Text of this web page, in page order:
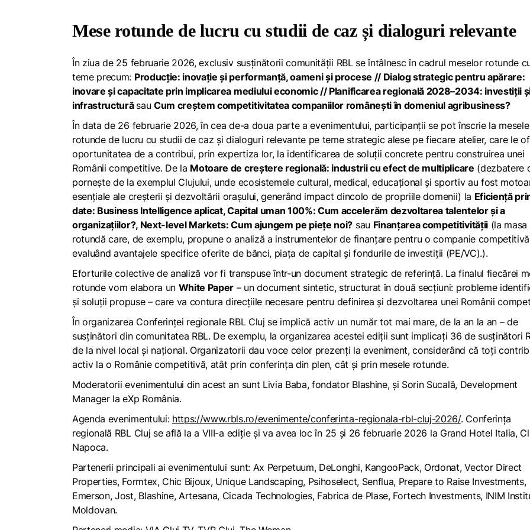
Mese rotunde de lucru cu studii de caz și dialoguri relevante
În ziua de 25 februarie 2026, exclusiv susținătorii comunității RBL se întâlnesc în cadrul meselor rotunde
teme precum: Producție: inovație și performanță, oameni și procese // Dialog strategic pentru apărare:
inovare și capacitate prin implicarea mediului economic // Planificarea regională 2028–2034: investiții
infrastructură sau Cum creștem competitivitatea companiilor românești în domeniul agribusiness?
În data de 26 februarie 2026, în cea de-a doua parte a evenimentului, participanții se pot înscrie la mesele
rotunde de lucru cu studii de caz și dialoguri relevante pe teme strategic alese pe fiecare atelier, care le
oportunitatea de a contribui, prin expertiza lor, la identificarea de soluții concrete pentru construirea unei
Românii competitive. De la Motoare de creștere regională: industrii cu efect de multiplicare (dezbatere
pornește de la exemplul Clujului, unde ecosistemele cultural, medical, educațional și sportiv au fost
esențiale ale creșterii și dezvoltării orașului, generând impact dincolo de propriile domenii) la Eficiență
date: Business Intelligence aplicat, Capital uman 100%: Cum accelerăm dezvoltarea talentelor și a
organizațiilor?, Next-level Markets: Cum ajungem pe piețe noi? sau Finanțarea competitivității(la masa
rotundă care, de exemplu, propune o analiză a instrumentelor de finanțare pentru o companie
evaluând avantajele specifice oferite de bănci, piața de capital și fondurile de investiții (PE/VC).).
Eforturile colective de analiză vor fi transpuse într-un document strategic de referință. La finalul fiecărei
rotunde vom elabora un White Paper – un document sintetic, structurat în două secțiuni: probleme
și soluții propuse – care va contura direcțiile necesare pentru definirea și dezvoltarea unei Românii
În organizarea Conferinței regionale RBL Cluj se implică activ un număr tot mai mare, de la an la an – de
susținători din comunitatea RBL. De exemplu, la organizarea acestei ediții sunt implicați 36 de susținători
de la nivel local și național. Organizatorii dau voce celor prezenți la eveniment, considerând că toți
activ la o Românie competitivă, atât prin conferința din plen, cât și prin mesele rotunde.
Moderatorii evenimentului din acest an sunt Livia Baba, fondator Blashine, și Sorin Sucală, Development
Manager la eXp România.
Agenda evenimentului: https://www.rbls.ro/evenimente/conferinta-regionala-rbl-cluj-2026/. Conferința
regională RBL Cluj se află la a VIII-a ediție și va avea loc în 25 și 26 februarie 2026 la Grand Hotel Italia,
Napoca.
Partenerii principali ai evenimentului sunt: Ax Perpetuum, DeLonghi, KangooPack, Ordonat, Vector Direct
Properties, Formtex, Chic Bijoux, Unique Landscaping, Psihoselect, Senflua, Prepare to Raise Investments,
Emerson, Jost, Blashine, Artesana, Cicada Technologies, Fabrica de Plase, Fortech Investments, INIM
Moldovan.